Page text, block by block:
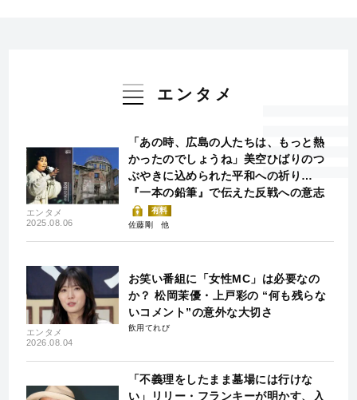
エンタメ
エンタメ
2025.08.06
「あの時、広島の人たちは、もっと熱
かったのでしょうね」美空ひばりのつ
ぶやきに込められた平和への祈り…
『一本の鉛筆』で伝えた反戦への意志
有料
佐藤剛
エンタメ
2026.08.04
お笑い番組に「女性MC」は必要なの
か？ 松岡茉優・上戸彩の “何も残らな
いコメント”の意外な大切さ
飲用てれび
「不義理をしたまま墓場には行けな
い」リリー・フランキーが明かす、入